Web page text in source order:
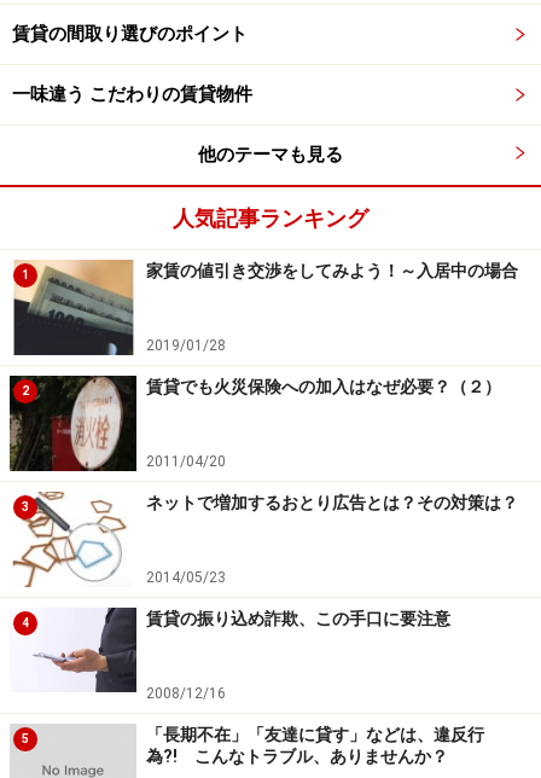
築物件で建設中なので、写真が少ない」というケースは
というのはおかしな話です。写真が少ないというのは、
あまり写真を掲載したくない事情があるのかもしれませ
ん。実際にあったのは、桜が咲いて一見綺麗な外観です
が、室内の写真は一枚もないというもの。実はエントラ
ンスは真っ暗で、部屋の内部は壁が痛み、バストイレは
一緒で不衛生。キッチンも錆びていた。だから、この物
件は3枚しか写真を載せていなかったのです。
一方、写真の数だけ稼ぐために、ちょっとずつ角度を変
えて、同じような外観写真を何枚も掲載しているような
広告もあります。そんな姑息な手を使って物件広告での
写真の数競争をしている会社は、信用できません。そう
した会社には気を付けましょう。
・写真の数が少ない物件広告は、注意
※新築物件はしかたがないケースもある
※築古物件は、入居予定日が先の場合は室内が入居中で
撮れないかも
・築古で即入居可なのに、写真の数が少ないのはおかし
い
・同じような写真で、数を稼ぐような不動産会社は信用
賃貸の間取り選びのポイント
一味違う こだわりの賃貸物件
他のテーマも見る
人気記事ランキング
1 家賃の値引き交渉をしてみよう！～入居中の場合
2019/01/28
2 賃貸でも火災保険への加入はなぜ必要？（２）
2011/04/20
3 ネットで増加するおとり広告とは？その対策は？
2014/05/23
4 賃貸の振り込め詐欺、この手口に要注意
2008/12/16
5
「長期不在」「友達に貸す」などは、違反行
為?! こんなトラブル、ありませんか？